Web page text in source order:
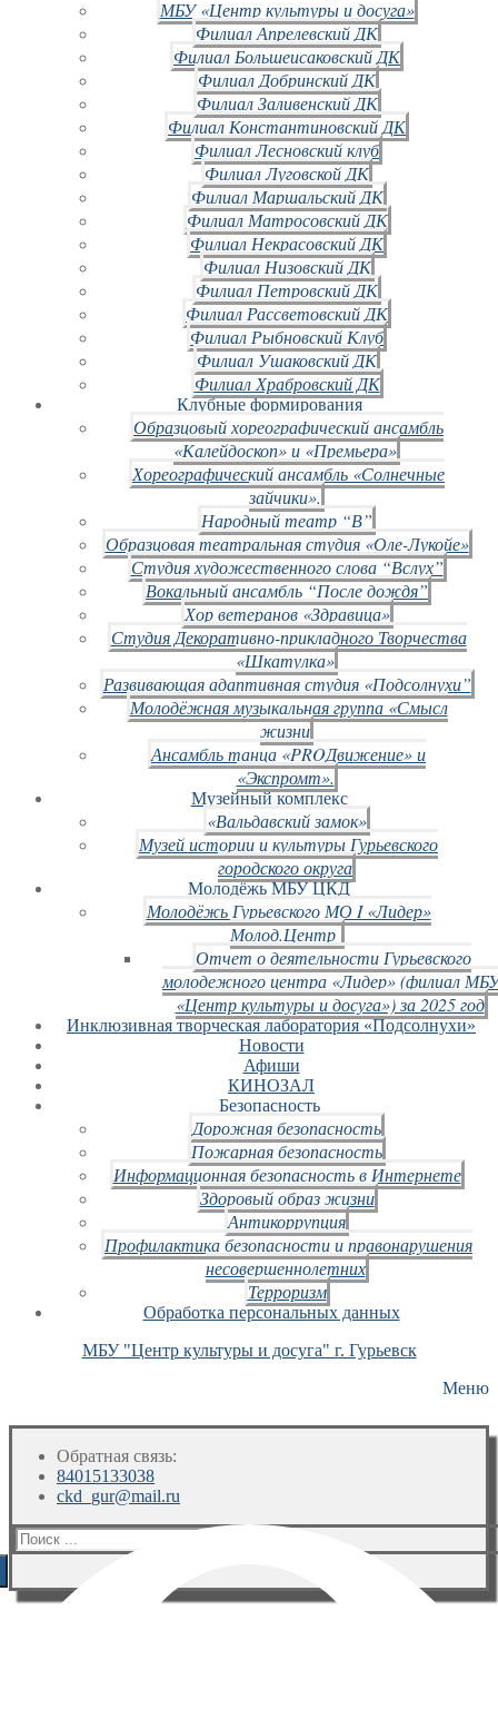
МБУ «Центр культуры и досуга»
Филиал Апрелевский ДК
Филиал Большеисаковский ДК
Филиал Добринский ДК
Филиал Заливенский ДК
Филиал Константиновский ДК
Филиал Лесновский клуб
Филиал Луговской ДК
Филиал Маршальский ДК
Филиал Матросовский ДК
Филиал Некрасовский ДК
Филиал Низовский ДК
Филиал Петровский ДК
Филиал Рассветовский ДК
Филиал Рыбновский Клуб
Филиал Ушаковский ДК
Филиал Храбровский ДК
Клубные формирования
Образцовый хореографический ансамбль
«Калейдоскоп» и «Премьера»
Хореографический ансамбль «Солнечные
зайчики».
Народный театр “В”
Образцовая театральная студия «Оле-Лукойе»
Студия художественного слова “Вслух”
Вокальный ансамбль “После дождя”
Хор ветеранов «Здравица»
Студия Декоративно-прикладного Творчества
«Шкатулка»
Развивающая адаптивная студия «Подсолнухи”
Молодёжная музыкальная группа «Смысл
жизни
Ансамбль танца «PROДвижение» и
«Экспромт».
Музейный комплекс
«Вальдавский замок»
Музей истории и культуры Гурьевского
городского округа
Молодёжь МБУ ЦКД
Молодёжь Гурьевского МО I «Лидер»
Молод.Центр
Отчет о деятельности Гурьевского
молодежного центра «Лидер» (филиал
«Центр культуры и досуга») за 2025 год
Инклюзивная творческая лаборатория «Подсолнухи»
Новости
Афиши
КИНОЗАЛ
Безопасность
Дорожная безопасность
Пожарная безопасность
Информационная безопасность в Интернете
Здоровый образ жизни
Антикоррупция
Профилактика безопасности и правонарушения
несовершеннолетних
Терроризм
Обработка персональных данных
МБУ "Центр культуры и досуга" г. Гурьевск
Меню
Обратная связь:
84015133038
ckd_gur@mail.ru
Искать: